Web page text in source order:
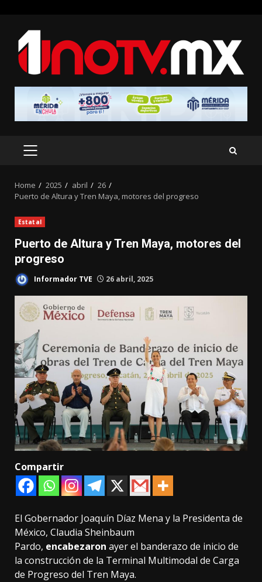
content
PRIMARY
Home 2025 abril
26
Puerto de Altura y Tren Maya, motores del progreso
Estatal
Puerto de Altura y Tren Maya, motores del
progreso
Informador TVE 26 abril, 2025
Compartir
El Gobernador Joaquín Díaz Mena y la Presidenta de
México, Claudia Sheinbaum
Pardo, encabezaron ayer el banderazo de inicio de
la construcción de la Terminal Multimodal de Carga
de Progreso del Tren Maya.